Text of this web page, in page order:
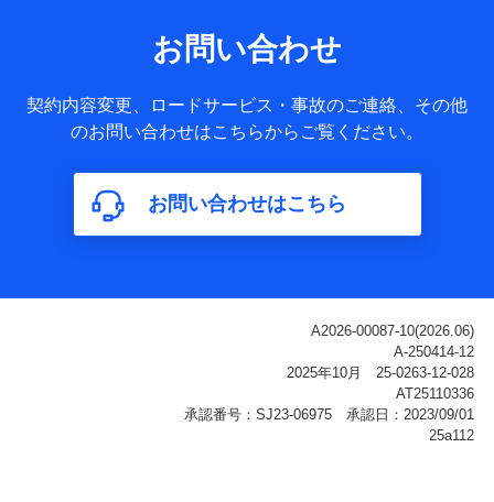
サービス提供等を通じて取得した、以下の情報などの個人デ
基本情報
氏名、電話番号、メールアドレス、お客さまの識別子、
属性、連絡先、dポイントサービスのご利用に関する情
構成、住所、dポイント残高、dポイント利用履歴などが
含まれます。
利用情報
ご契約状態・ご利用履歴インターネット利用時の行動に
関する情報、アプリケーション利用時の行動に関する情
報、購入されたサービスや商品の名称・購入場所・決済
に関する情報、アンケートの回答に関する情報などが含
お問い合わせ
契約内容変更、ロードサービス・事故のご連絡、その他
のお問い合わせはこちらからご覧ください。
お問い合わせはこちら